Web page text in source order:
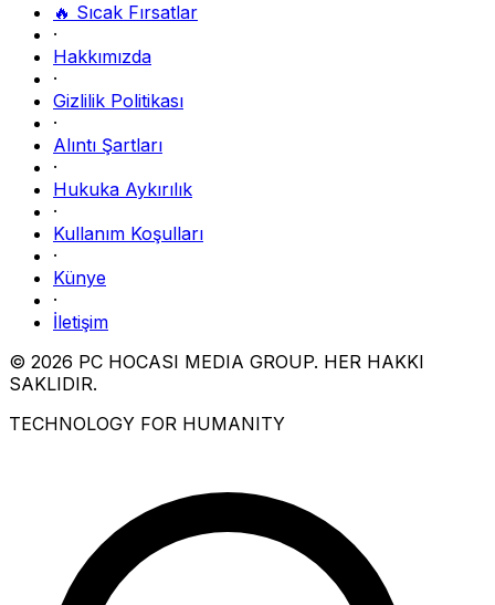
🔥 Sıcak Fırsatlar
·
Hakkımızda
·
Gizlilik Politikası
·
Alıntı Şartları
·
Hukuka Aykırılık
·
Kullanım Koşulları
·
Künye
·
İletişim
© 2026 PC HOCASI MEDIA GROUP. HER HAKKI
SAKLIDIR.
TECHNOLOGY FOR HUMANITY